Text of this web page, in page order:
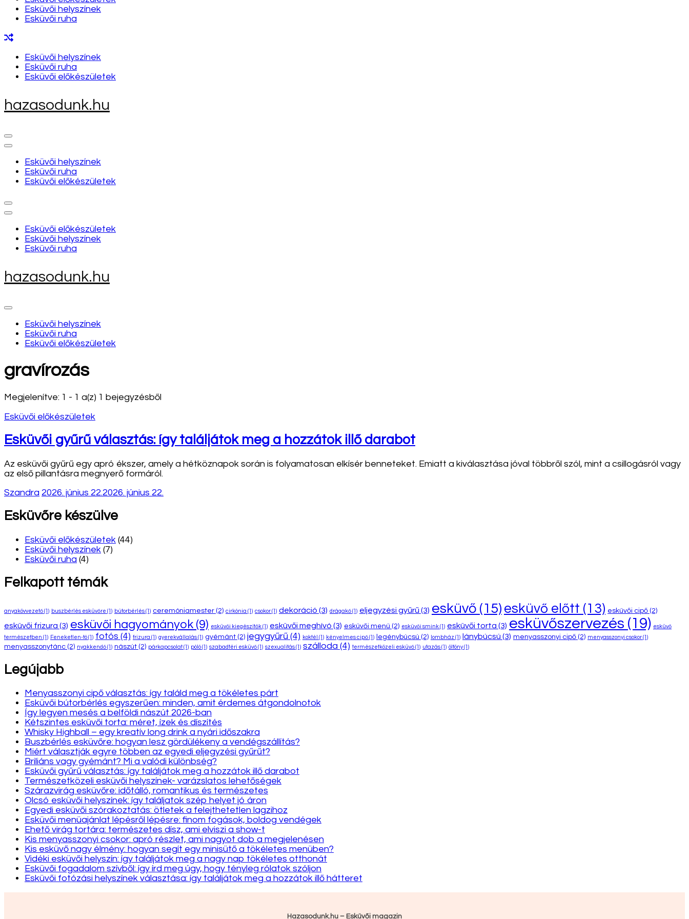
Esküvői helyszínek
Esküvői ruha
Esküvői helyszínek
Esküvői ruha
Esküvői előkészületek
hazasodunk.hu
Esküvői helyszínek
Esküvői ruha
Esküvői előkészületek
Esküvői előkészületek
Esküvői helyszínek
Esküvői ruha
hazasodunk.hu
Esküvői helyszínek
Esküvői ruha
Esküvői előkészületek
gravírozás
Megjelenítve: 1 - 1 a(z) 1 bejegyzésből
Esküvői előkészületek
Esküvői gyűrű választás: így találjátok meg a hozzátok illő darabot
Az esküvői gyűrű egy apró ékszer, amely a hétköznapok során is folyamatosan elkísér benneteket. Emiatt a kiválasztása jóval többről szól, mint a csillogásról vagy
az első pillantásra megnyerő formáról.
Szandra 2026. június 22.2026. június 22.
Esküvőre készülve
Esküvői előkészületek (44)
Esküvői helyszínek (7)
Esküvői ruha (4)
Felkapott témák
anyakövvezető(1) buszbérlés esküvőre (1) bútorbérlés(1) ceremóniamester (2) cirkónia (1) csokor(1) dekoráció (3) drágakő(1) eljegyzési gyűrű(3) esküvő (15) esküvő előtt (13) esküvői cipő (2)
esküvői frizura (3) esküvői hagyományok (9) esküvői kiegészítők(1) esküvői meghívó (3) esküvői menü (2) esküvői smink(1) esküvői torta (3) esküvőszervezés (19) esküvő
természetben (1) Feneketlen-tó(1) fotós (4) frizura (1) gyerekvállalás(1) gyémánt (2) jegygyűrű (4) koktél (1) kényelmes cipő(1) legénybúcsú (2) lombház (1) lánybúcsú (3) menyasszonyi cipő (2) menyasszonyi csokor(1)
menyasszonytánc (2) nyakkendő(1) nászút (2) párkapcsolat(1) póló(1) szabadtéri esküvő(1) szexualitás(1) szálloda (4) természetközeli esküvő(1) utazás(1) öltöny(1)
Legújabb
Menyasszonyi cipő választás: így találd meg a tökéletes párt
Esküvői bútorbérlés egyszerűen: minden, amit érdemes átgondolnotok
Így legyen mesés a belföldi nászút 2026-ban
Kétszintes esküvői torta: méret, ízek és díszítés
Whisky Highball – egy kreatív long drink a nyári időszakra
Buszbérlés esküvőre: hogyan lesz gördülékeny a vendégszállítás?
Miért választják egyre többen az egyedi eljegyzési gyűrűt?
Briliáns vagy gyémánt? Mi a valódi különbség?
Esküvői gyűrű választás: így találjátok meg a hozzátok illő darabot
Természetközeli esküvői helyszínek- varázslatos lehetőségek
Szárazvirág esküvőre: időtálló, romantikus és természetes
Olcsó esküvői helyszínek: így találjatok szép helyet jó áron
Egyedi esküvői szórakoztatás: ötletek a felejthetetlen lagzihoz
Esküvői menüajánlat lépésről lépésre: finom fogások, boldog vendégek
Ehető virág tortára: természetes dísz, ami elviszi a show-t
Kis menyasszonyi csokor: apró részlet, ami nagyot dob a megjelenésen
Kis esküvő nagy élmény: hogyan segít egy minisütő a tökéletes menüben?
Vidéki esküvői helyszín: így találjátok meg a nagy nap tökéletes otthonát
Esküvői fogadalom szívből: így írd meg úgy, hogy tényleg rólatok szóljon
Esküvői fotózási helyszínek választása: így találjátok meg a hozzátok illő hátteret
Hazasodunk.hu – Esküvői magazin